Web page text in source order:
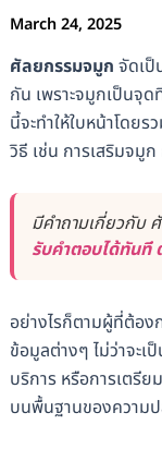
March 24, 2025
ศัลยกรรมจมูก จัดเ
กัน เพราะจมูกเป็นจุ
นี้จะทำให้ใบหน้าโดย
วิธี เช่น การเสริมจมู
มีคำถามเกี่ยวกับ
รับคำตอบได้ทันที
อย่างไรก็ตามผู้ที่ต้อง
ข้อมูลต่างๆ ไม่ว่าจะเ
บริการ หรือการเตรี
บนพื้นฐานของความ